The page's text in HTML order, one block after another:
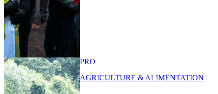
PRO
AGRICULTURE & ALIMENTATION